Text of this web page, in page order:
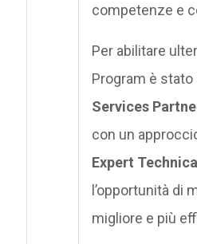
competenze e
Per abilitare
Program è
Services
con un
Expert
l’opportunità di
migliore e più